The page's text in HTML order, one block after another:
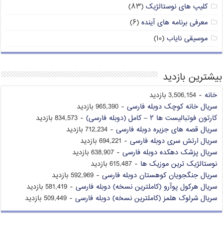
کلیپ های نوستالژیک (۸۳)
معرفی برنامه های آینده (۶)
موسیقی نایاب (۱۰)
بیشترین بازدید
خانه - 3,506,154 بازدید
سریال خانه کوچک دوبله فارسی - 965,390 بازدید
کارتون فوتبالیست ها ۲ – کامل (دوبله فارسی)
- 834,573 بازدید
سریال قصه های جزیره دوبله فارسی - 712,234 بازدید
سریال ارتش سری دوبله فارسی - 694,221 بازدید
سریال پزشک دهکده دوبله فارسی - 638,907 بازدید
نوستالژیک ترین موزیک ها - 615,487 بازدید
سریال جنگجویان کوهستان دوبله فارسی - 592,969 بازدید
سریال هرکول پوآرو (کاملترین نسخه) دوبله فارسی - 581,419 بازدید
سریال شرلوک هلمز (کاملترین نسخه) دوبله فارسی - 509,449 بازدید